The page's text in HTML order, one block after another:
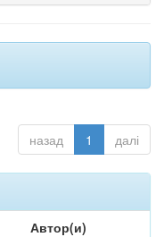
назад 1 далі
Автор(и)